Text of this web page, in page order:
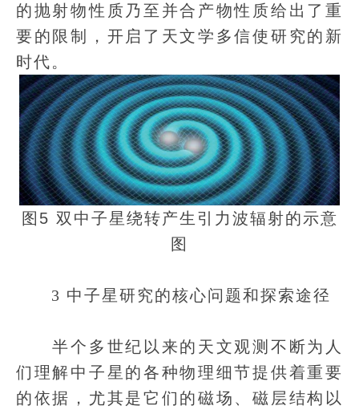
的抛射物性质乃至并合产物性质给出了重
要的限制，开启了天文学多信使研究的新
时代。
图5 双中子星绕转产生引力波辐射的示意
图
3 中子星研究的核心问题和探索途径
半个多世纪以来的天文观测不断为人
们理解中子星的各种物理细节提供着重要
的依据，尤其是它们的磁场、磁层结构以